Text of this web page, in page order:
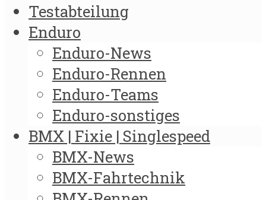
Testabteilung
Enduro
Enduro-News
Enduro-Rennen
Enduro-Teams
Enduro-sonstiges
BMX | Fixie | Singlespeed
BMX-News
BMX-Fahrtechnik